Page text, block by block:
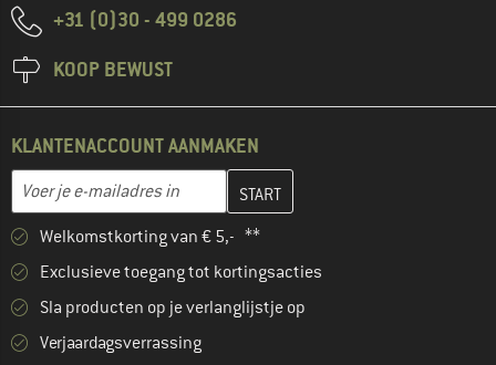
+31 (0)30 - 499 0286
KOOP BEWUST
KLANTENACCOUNT AANMAKEN
Voer je e-mailadres in
Vul je e-mailadres hier in en maak in de volgende stap je
Welkomstkorting van € 5,- **
Exclusieve toegang tot kortingsacties
Sla producten op je verlanglijstje op
Verjaardagsverrassing